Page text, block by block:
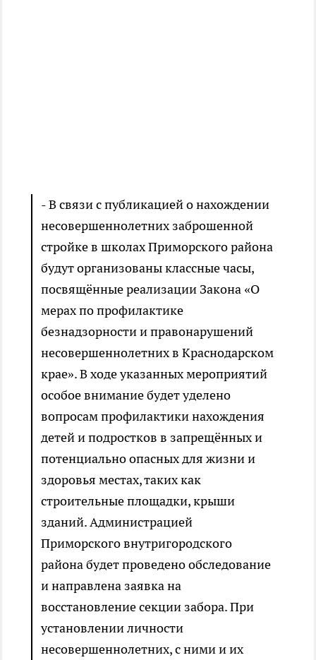
- В связи с публикацией о нахождении
несовершеннолетних заброшенной
стройке в школах Приморского района
будут организованы классные часы,
посвящённые реализации Закона «О
мерах по профилактике
безнадзорности и правонарушений
несовершеннолетних в Краснодарском
крае». В ходе указанных мероприятий
особое внимание будет уделено
вопросам профилактики нахождения
детей и подростков в запрещённых и
потенциально опасных для жизни и
здоровья местах, таких как
строительные площадки, крыши
зданий. Администрацией
Приморского внутригородского
района будет проведено обследование
и направлена заявка на
восстановление секции забора. При
установлении личности
несовершеннолетних, с ними и их